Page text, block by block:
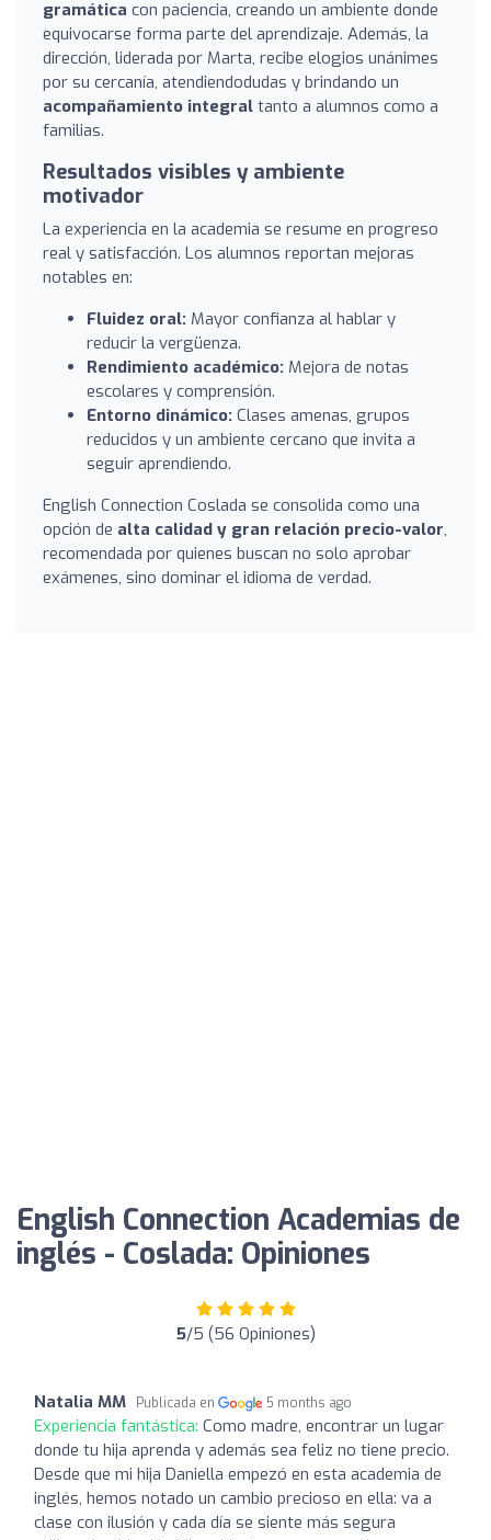
gramática con paciencia, creando un ambiente donde
equivocarse forma parte del aprendizaje. Además, la
dirección, liderada por Marta, recibe elogios unánimes
por su cercanía, atendiendodudas y brindando un
acompañamiento integral tanto a alumnos como a
familias.
Resultados visibles y ambiente
motivador
La experiencia en la academia se resume en progreso
real y satisfacción. Los alumnos reportan mejoras
notables en:
Fluidez oral: Mayor confianza al hablar y
reducir la vergüenza.
Rendimiento académico: Mejora de notas
escolares y comprensión.
Entorno dinámico: Clases amenas, grupos
reducidos y un ambiente cercano que invita a
seguir aprendiendo.
English Connection Coslada se consolida como una
opción de alta calidad y gran relación precio-valor,
recomendada por quienes buscan no solo aprobar
exámenes, sino dominar el idioma de verdad.
English Connection Academias de
inglés - Coslada: Opiniones
5/5 (56 Opiniones)
Natalia MM Publicada en 5 months ago
Experiencia fantástica: Como madre, encontrar un lugar
donde tu hija aprenda y además sea feliz no tiene precio.
Desde que mi hija Daniella empezó en esta academia de
inglés, hemos notado un cambio precioso en ella: va a
clase con ilusión y cada día se siente más segura